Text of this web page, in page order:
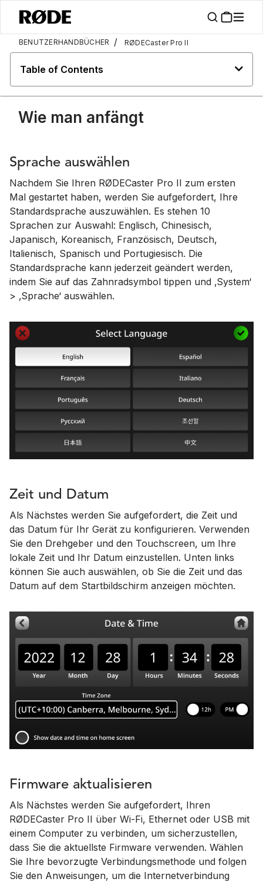
BENUTZERHANDBÜCHER / RØDECaster Pro II
Table of Contents
Wie man anfängt
Sprache auswählen
Nachdem Sie Ihren RØDECaster Pro II zum ersten
Mal gestartet haben, werden Sie aufgefordert, Ihre
Standardsprache auszuwählen. Es stehen 10
Sprachen zur Auswahl: Englisch, Chinesisch,
Japanisch, Koreanisch, Französisch, Deutsch,
Italienisch, Spanisch und Portugiesisch. Die
Standardsprache kann jederzeit geändert werden,
indem Sie auf das Zahnradsymbol tippen und ‚System‘
> ‚Sprache‘ auswählen.
Zeit und Datum
Als Nächstes werden Sie aufgefordert, die Zeit und
das Datum für Ihr Gerät zu konfigurieren. Verwenden
Sie den Drehgeber und den Touchscreen, um Ihre
lokale Zeit und Ihr Datum einzustellen. Unten links
können Sie auch auswählen, ob Sie die Zeit und das
Datum auf dem Startbildschirm anzeigen möchten.
Firmware aktualisieren
Als Nächstes werden Sie aufgefordert, Ihren
RØDECaster Pro II über Wi-Fi, Ethernet oder USB mit
einem Computer zu verbinden, um sicherzustellen,
dass Sie die aktuellste Firmware verwenden. Wählen
Sie Ihre bevorzugte Verbindungsmethode und folgen
Sie den Anweisungen, um die Internetverbindung